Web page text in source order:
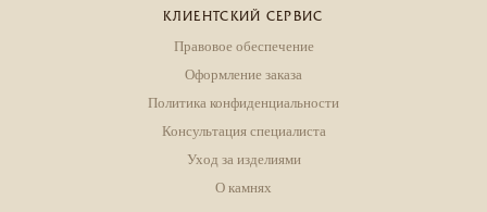
КЛИЕНТСКИЙ СЕРВИС
Правовое обеспечение
Оформление заказа
Политика конфиденциальности
Консультация специалиста
Уход за изделиями
О камнях